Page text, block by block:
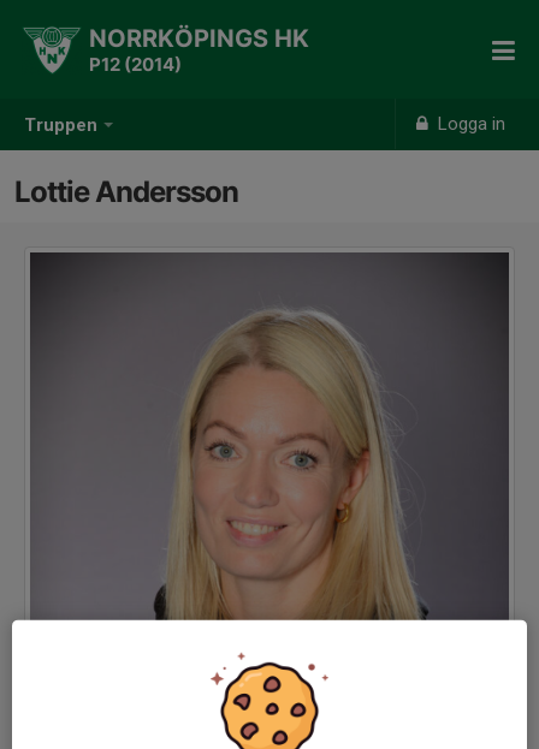
Truppen Logga in
NORRKÖPINGS HK
P12 (2014)
Lottie Andersson